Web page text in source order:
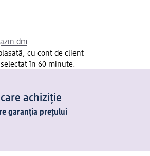
dm
cu cont de client
în 60 minute.
achiziție
garanția prețului